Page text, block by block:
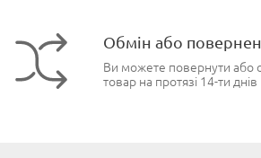
Обмін або
Ви можете повернути або
товар на протязі 14-ти днів